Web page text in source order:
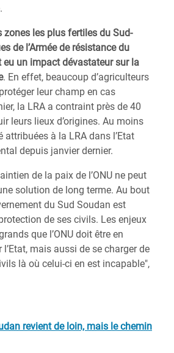
zones les plus fertiles du Sud-
de l’Armée de résistance du
eu un impact dévastateur sur la
. En effet, beaucoup d’agriculteurs
leur champ en cas
la LRA a contraint près de 40
leurs lieux d’origines. Au moins
attribuées à la LRA dans l’Etat
depuis janvier dernier.
de la paix de l’ONU ne peut
solution de long terme. Au bout
du Sud Soudan est
de ses civils. Les enjeux
que l’ONU doit être en
mais aussi de se charger de
là où celui-ci en est incapable",
revient de loin, mais le chemin